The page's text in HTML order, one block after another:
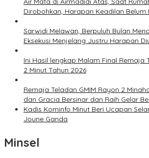
Dirobohkan, Harapan Keadilan Belum
Sarwidi Melawan, Berpuluh Bulan
Eksekusi Menjelang Justru Harapan
Ini Hasil lengkap Malam Final Remaja
2 Minut Tahun 2026
Remaja Teladan GMIM Rayon 2
dan Gracia Bersinar dan Raih Gelar
Kadis Kominfo Minut Beri Ucapan
Joune Ganda
Minsel